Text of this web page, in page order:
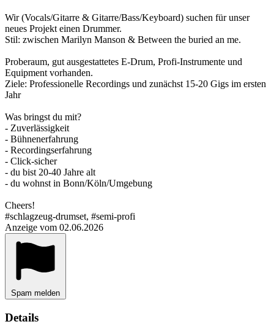
Wir (Vocals/Gitarre & Gitarre/Bass/Keyboard) suchen für unser
neues Projekt einen Drummer.
Stil: zwischen Marilyn Manson & Between the buried an me.
Proberaum, gut ausgestattetes E-Drum, Profi-Instrumente und
Equipment vorhanden.
Ziele: Professionelle Recordings und zunächst 15-20 Gigs im ersten
Jahr
Was bringst du mit?
- Zuverlässigkeit
- Bühnenerfahrung
- Recordingserfahrung
- Click-sicher
- du bist 20-40 Jahre alt
- du wohnst in Bonn/Köln/Umgebung
Cheers!
#schlagzeug-drumset, #semi-profi
Anzeige vom 02.06.2026
Spam melden
Details